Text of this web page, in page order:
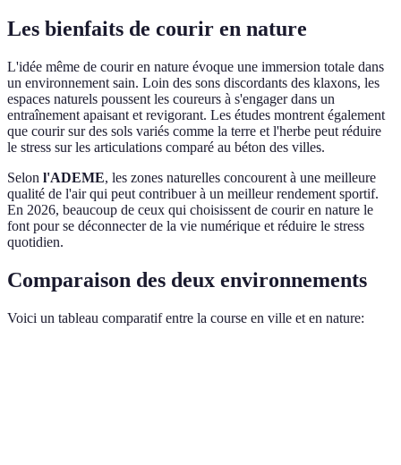
Les bienfaits de courir en nature
L'idée même de courir en nature évoque une immersion totale dans
un environnement sain. Loin des sons discordants des klaxons, les
espaces naturels poussent les coureurs à s'engager dans un
entraînement apaisant et revigorant. Les études montrent également
que courir sur des sols variés comme la terre et l'herbe peut réduire
le stress sur les articulations comparé au béton des villes.
Selon l'ADEME, les zones naturelles concourent à une meilleure
qualité de l'air qui peut contribuer à un meilleur rendement sportif.
En 2026, beaucoup de ceux qui choisissent de courir en nature le
font pour se déconnecter de la vie numérique et réduire le stress
quotidien.
Comparaison des deux environnements
Voici un tableau comparatif entre la course en ville et en nature: